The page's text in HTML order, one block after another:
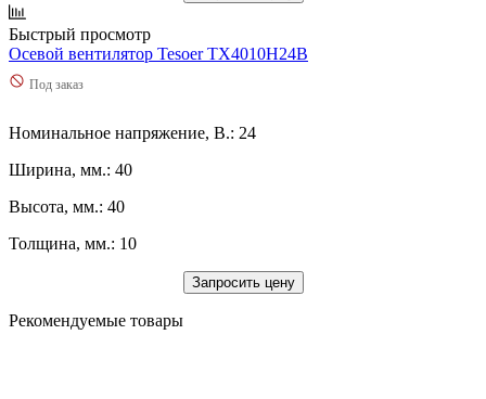
Быстрый просмотр
Осевой вентилятор Tesoer TX4010H24B
Под заказ
Номинальное напряжение, В.: 24
Ширина, мм.: 40
Высота, мм.: 40
Толщина, мм.: 10
Запросить цену
Рекомендуемые товары